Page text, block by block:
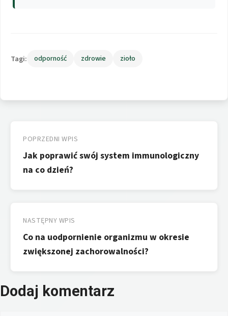
Tagi: odporność zdrowie zioło
wpisu
POPRZEDNI WPIS
Jak poprawić swój system immunologiczny
na co dzień?
NASTĘPNY WPIS
Co na uodpornienie organizmu w okresie
zwiększonej zachorowalności?
Dodaj komentarz